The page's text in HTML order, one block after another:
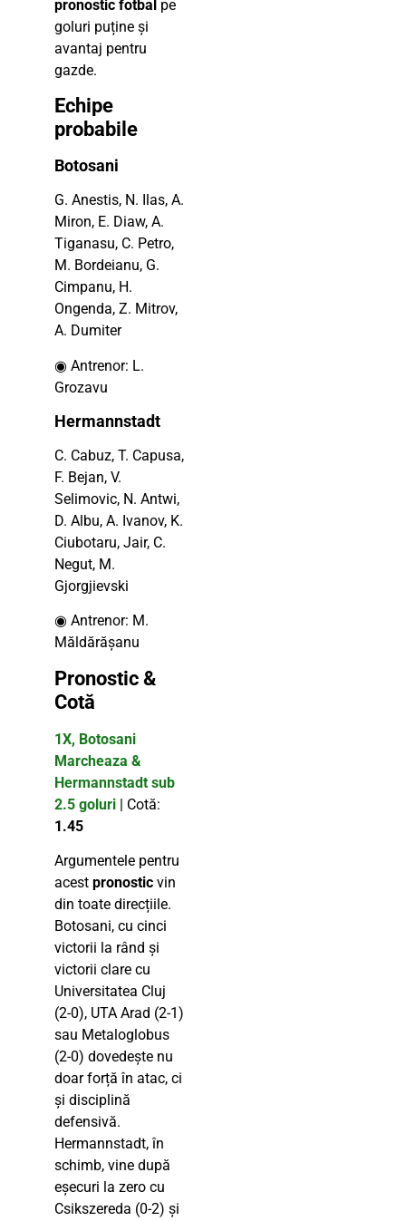
pronostic fotbal pe
goluri puține și
avantaj pentru
gazde.
Echipe
probabile
Botosani
G. Anestis, N. Ilas, A.
Miron, E. Diaw, A.
Tiganasu, C. Petro,
M. Bordeianu, G.
Cimpanu, H.
Ongenda, Z. Mitrov,
A. Dumiter
◉ Antrenor: L.
Grozavu
Hermannstadt
C. Cabuz, T. Capusa,
F. Bejan, V.
Selimovic, N. Antwi,
D. Albu, A. Ivanov, K.
Ciubotaru, Jair, C.
Negut, M.
Gjorgjievski
◉ Antrenor: M.
Măldărăşanu
Pronostic &
Cotă
1X, Botosani
Marcheaza &
Hermannstadt sub
2.5 goluri | Cotă:
1.45
Argumentele pentru
acest pronostic vin
din toate direcțiile.
Botosani, cu cinci
victorii la rând și
victorii clare cu
Universitatea Cluj
(2-0), UTA Arad (2-1)
sau Metaloglobus
(2-0) dovedește nu
doar forță în atac, ci
și disciplină
defensivă.
Hermannstadt, în
schimb, vine după
eșecuri la zero cu
Csikszereda (0-2) și